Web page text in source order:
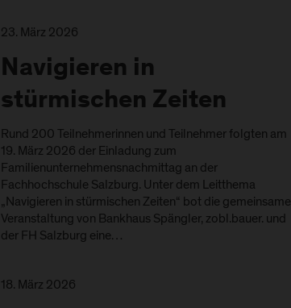
23. März 2026
Navigieren in
stürmischen Zeiten
Rund 200 Teilnehmerinnen und Teilnehmer folgten am
19. März 2026 der Einladung zum
Familienunternehmensnachmittag an der
Fachhochschule Salzburg. Unter dem Leitthema
„Navigieren in stürmischen Zeiten“ bot die gemeinsame
Veranstaltung von Bankhaus Spängler, zobl.bauer. und
der FH Salzburg eine…
18. März 2026